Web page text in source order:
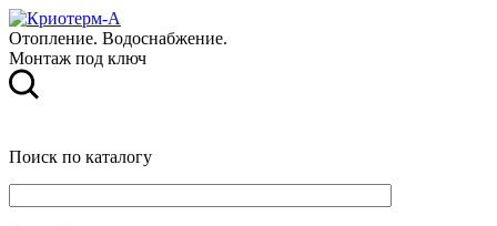
Отопление. Водоснабжение.
Монтаж под ключ
Поиск по каталогу